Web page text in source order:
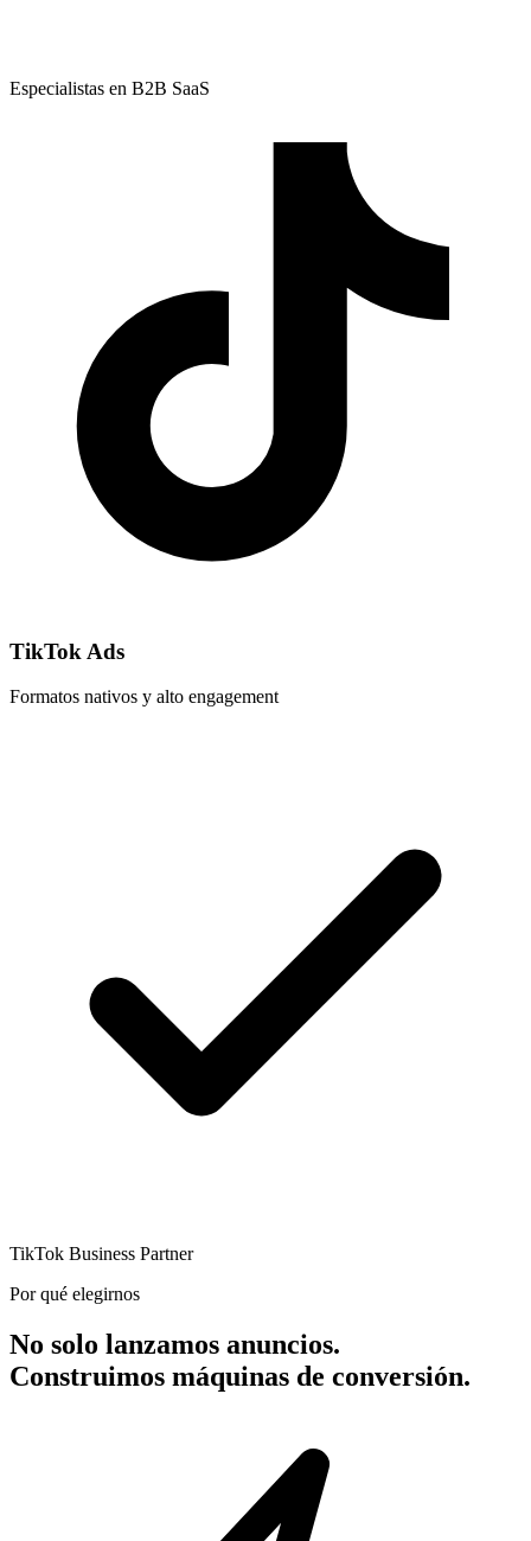
Especialistas en B2B SaaS
TikTok Ads
Formatos nativos y alto engagement
TikTok Business Partner
Por qué elegirnos
No solo lanzamos anuncios.
Construimos máquinas de conversión.